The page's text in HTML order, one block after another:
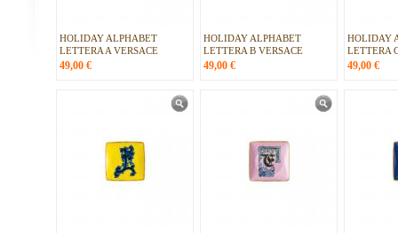
HOLIDAY ALPHABET
LETTERA A VERSACE
49,00 €
HOLIDAY ALPHABET
LETTERA B VERSACE
49,00 €
HOLIDAY
LETTERA
49,00 €